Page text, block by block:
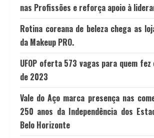
nas Profissões e reforça apoio à
Rotina coreana de beleza chega as
da Makeup PRO.
UFOP oferta 573 vagas para quem
de 2023
Vale do Aço marca presença nas
250 anos da Independência dos
Belo Horizonte